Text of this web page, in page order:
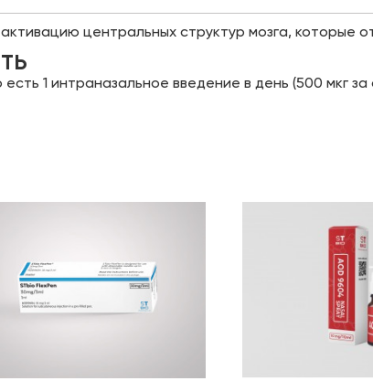
центральных структур мозга, которые
1 интраназальное введение в день (500 мкг